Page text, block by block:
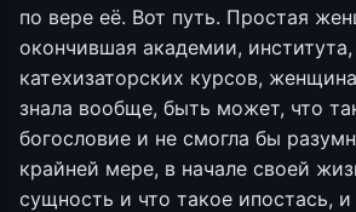
по вере её. Вот путь. Простая
окончившая академии,
катехизаторских курсов,
знала вообще, быть может, что
богословие и не смогла бы
крайней мере, в начале своей
сущность и что такое ипостась,